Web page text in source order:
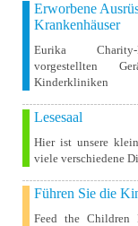
Erworbene
Krankenhäuser
Eurika
vorgestellten
Kinderkliniken
Lesesaal
Hier ist unsere
viele verschiedene
Führen Sie die
Feed the Children